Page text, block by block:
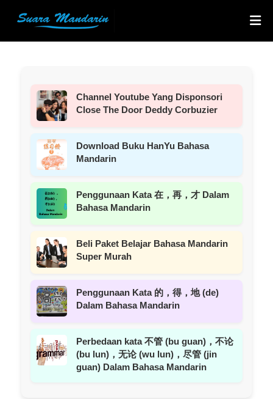
Channel Youtube Yang Disponsori
Close The Door Deddy Corbuzier
Download Buku HanYu Bahasa
Mandarin
Penggunaan Kata 在，再，才 Dalam
Bahasa Mandarin
Beli Paket Belajar Bahasa Mandarin
Super Murah
Penggunaan Kata 的，得，地 (de)
Dalam Bahasa Mandarin
Perbedaan kata 不管 (bu guan)，不论
(bu lun)，无论 (wu lun)，尽管 (jin
guan) Dalam Bahasa Mandarin